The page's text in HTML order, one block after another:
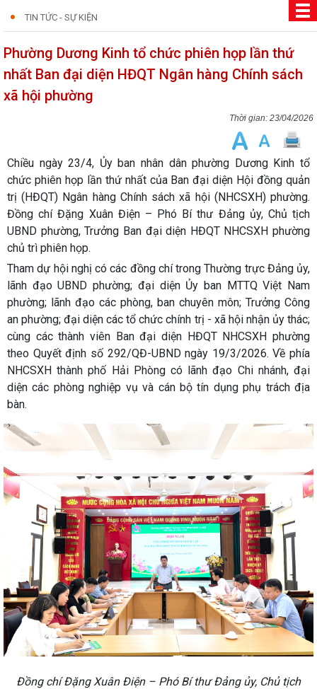
TIN TỨC - SỰ KIỆN
Phường Dương Kinh tổ chức phiên họp lần thứ
nhất Ban đại diện HĐQT Ngân hàng Chính sách
xã hội phường
23/04/2026
Chiều ngày 23/4, Ủy ban nhân dân phường Dương Kinh tổ
chức phiên họp lần thứ nhất của Ban đại diện Hội đồng quản
trị (HĐQT) Ngân hàng Chính sách xã hội (NHCSXH) phường.
Đồng chí Đặng Xuân Điện – Phó Bí thư Đảng ủy, Chủ tịch
UBND phường, Trưởng Ban đại diện HĐQT NHCSXH phường
chủ trì phiên họp.
Tham dự hội nghị có các đồng chí trong Thường trực Đảng ủy,
lãnh đạo UBND phường; đại diện Ủy ban MTTQ Việt Nam
phường; lãnh đạo các phòng, ban chuyên môn; Trưởng Công
an phường; đại diện các tổ chức chính trị - xã hội nhận ủy thác;
cùng các thành viên Ban đại diện HĐQT NHCSXH phường
theo Quyết định số 292/QĐ-UBND ngày 19/3/2026. Về phía
NHCSXH thành phố Hải Phòng có lãnh đạo Chi nhánh, đại
diện các phòng nghiệp vụ và cán bộ tín dụng phụ trách địa
bàn.
Đồng chí Đặng Xuân Điện – Phó Bí thư Đảng ủy, Chủ tịch